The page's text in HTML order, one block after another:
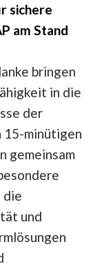
sichere
am Stand
bringen
in die
der
15-minütigen
gemeinsam
die
und